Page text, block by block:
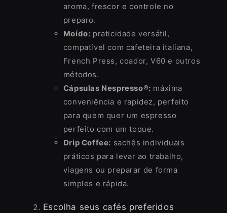
aroma, frescor e controle no
preparo.
Moído: praticidade versátil,
compatível com cafeteira italiana,
French Press, coador, V60 e outros
métodos.
Cápsulas Nespresso®: máxima
conveniência e rapidez, perfeito
para quem quer um espresso
perfeito com um toque.
Drip Coffee: sachês individuais
práticos para levar ao trabalho,
viagens ou preparar de forma
simples e rápida.
Escolha seus cafés preferidos